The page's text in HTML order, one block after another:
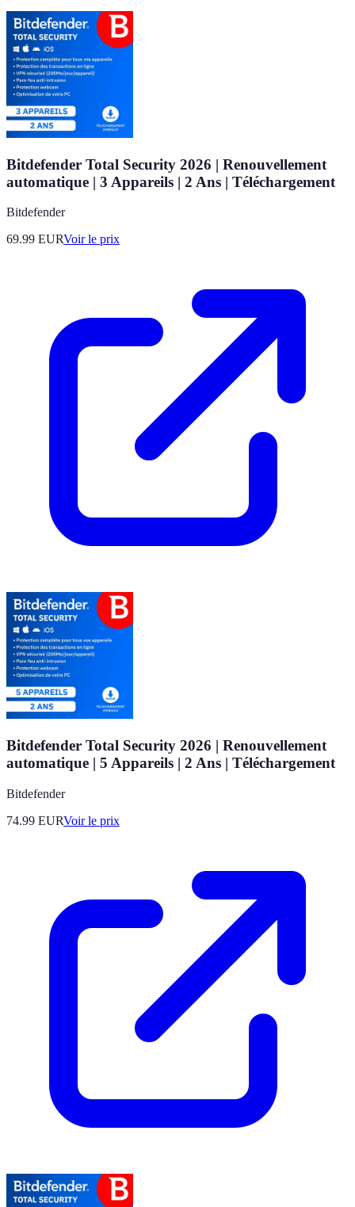
Bitdefender Total Security 2026 | Renouvellement
automatique | 3 Appareils | 2 Ans | Téléchargement
Bitdefender
69.99 EURVoir le prix
Bitdefender Total Security 2026 | Renouvellement
automatique | 5 Appareils | 2 Ans | Téléchargement
Bitdefender
74.99 EURVoir le prix